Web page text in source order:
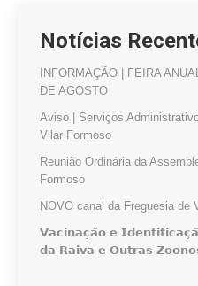
Notícias
INFORMAÇÃO | FEIRA
DE AGOSTO
Aviso | Serviços
Vilar Formoso
Reunião Ordinária da
Formoso
NOVO canal da Freguesia de
𝗩𝗮𝗰𝗶𝗻𝗮𝗰̧𝗮̃𝗼 𝗲
𝗱𝗮 𝗥𝗮𝗶𝘃𝗮 𝗲 𝗢𝘂𝘁𝗿𝗮𝘀